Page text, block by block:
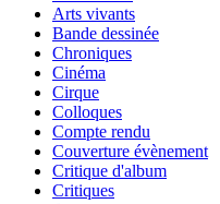
Arts vivants
Bande dessinée
Chroniques
Cinéma
Cirque
Colloques
Compte rendu
Couverture évènement
Critique d'album
Critiques